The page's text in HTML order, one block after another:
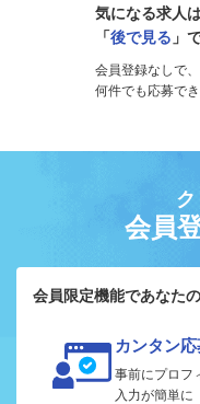
気になる求人
「後で見る 」
会員登録なしで、
何件でも応募でき
会員
会員限定機能であなた
カンタン
事前にプロフ
入力が簡単に